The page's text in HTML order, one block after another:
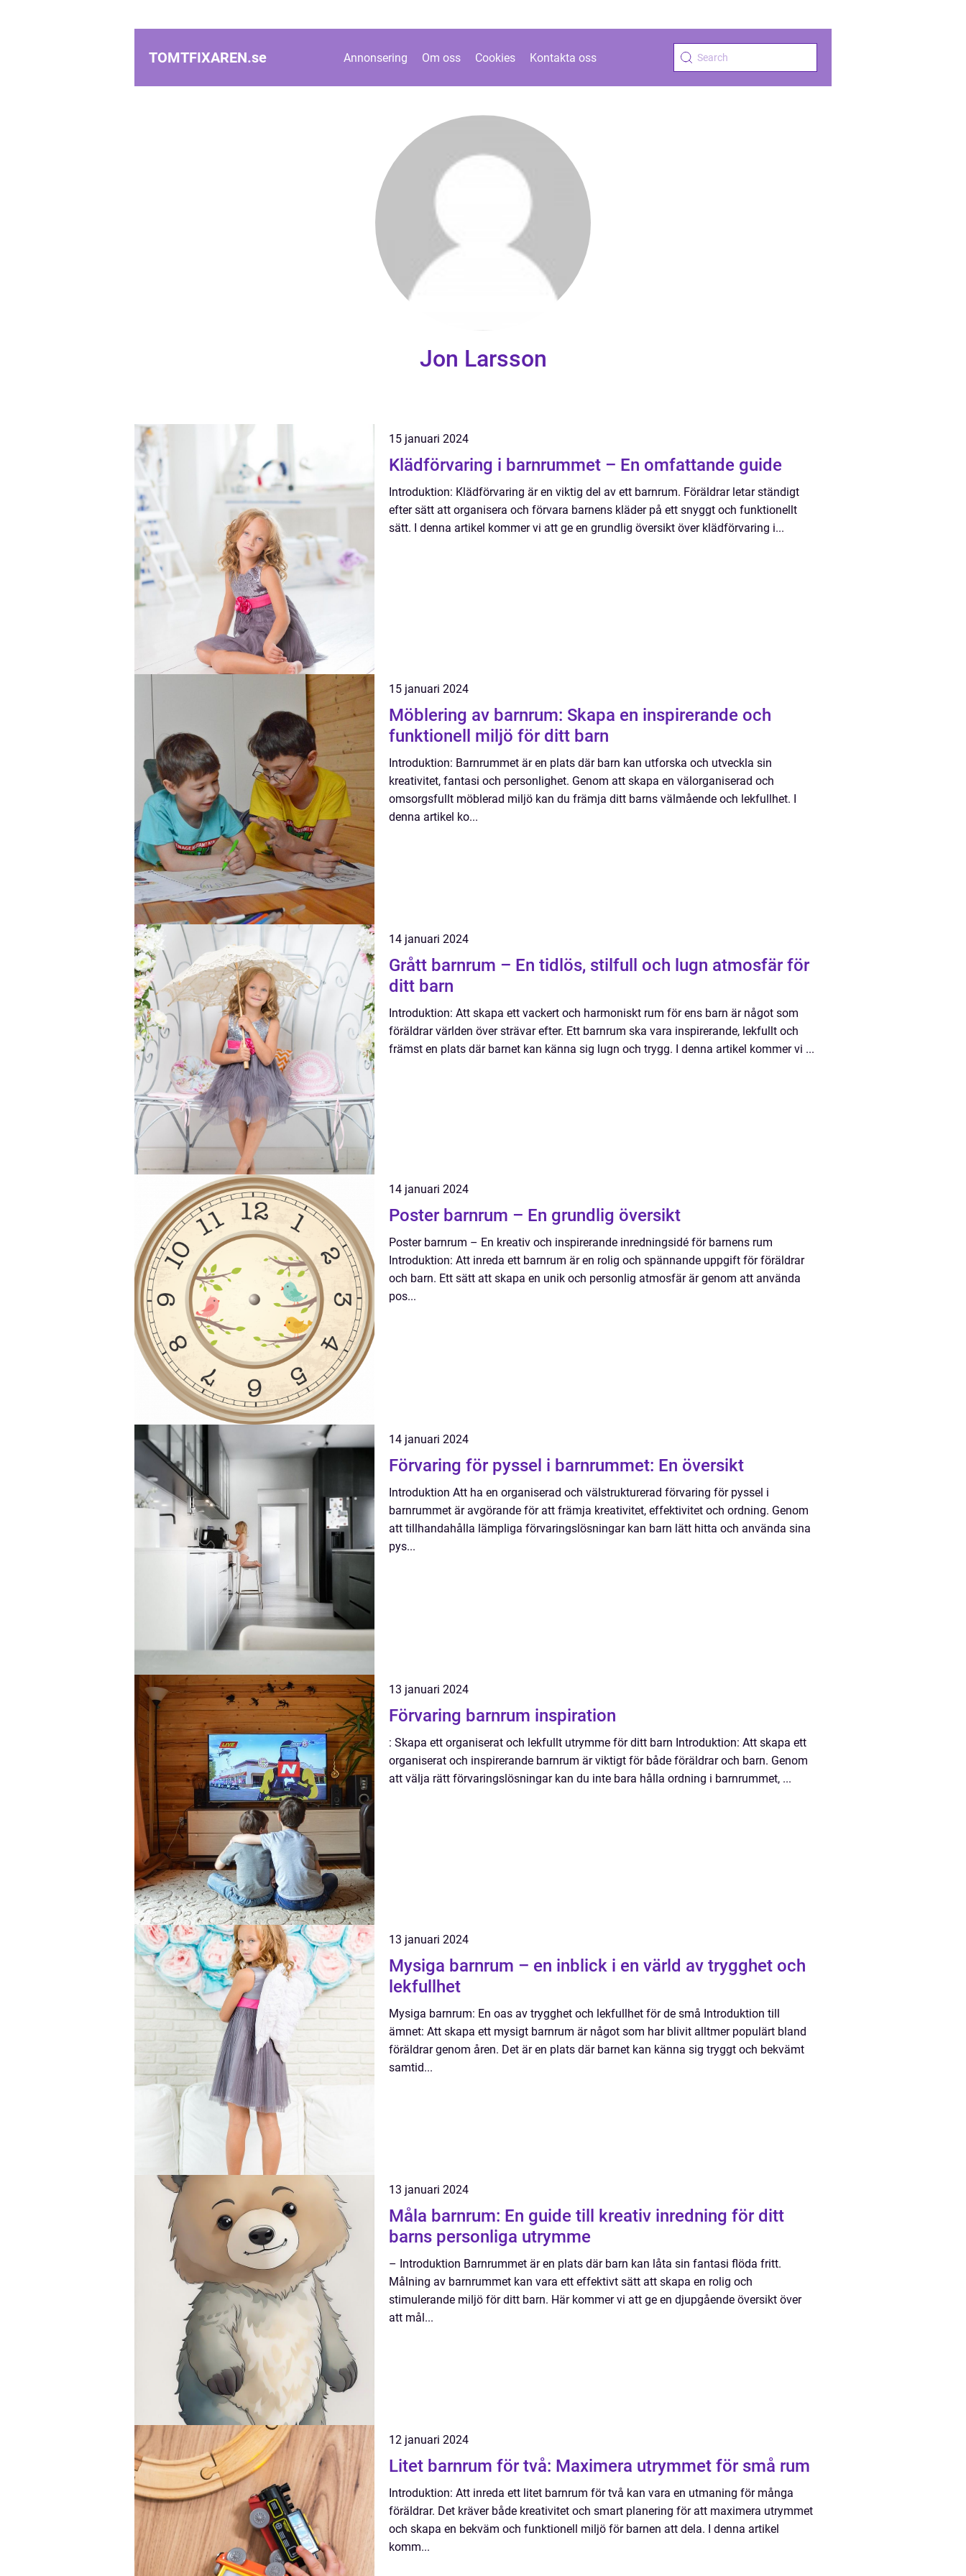
TOMTFIXAREN.se Annonsering Om oss Cookies Kontakta oss
Jon Larsson
15 januari 2024
Klädförvaring i barnrummet – En omfattande guide
Introduktion: Klädförvaring är en viktig del av ett barnrum. Föräldrar letar ständigt
efter sätt att organisera och förvara barnens kläder på ett snyggt och funktionellt
sätt. I denna artikel kommer vi att ge en grundlig översikt över klädförvaring i...
15 januari 2024
Möblering av barnrum: Skapa en inspirerande och
funktionell miljö för ditt barn
Introduktion: Barnrummet är en plats där barn kan utforska och utveckla sin
kreativitet, fantasi och personlighet. Genom att skapa en välorganiserad och
omsorgsfullt möblerad miljö kan du främja ditt barns välmående och lekfullhet. I
denna artikel ko...
14 januari 2024
Grått barnrum – En tidlös, stilfull och lugn atmosfär för
ditt barn
Introduktion: Att skapa ett vackert och harmoniskt rum för ens barn är något som
föräldrar världen över strävar efter. Ett barnrum ska vara inspirerande, lekfullt och
främst en plats där barnet kan känna sig lugn och trygg. I denna artikel kommer vi ...
14 januari 2024
Poster barnrum – En grundlig översikt
Poster barnrum – En kreativ och inspirerande inredningsidé för barnens rum
Introduktion: Att inreda ett barnrum är en rolig och spännande uppgift för föräldrar
och barn. Ett sätt att skapa en unik och personlig atmosfär är genom att använda
pos...
14 januari 2024
Förvaring för pyssel i barnrummet: En översikt
Introduktion Att ha en organiserad och välstrukturerad förvaring för pyssel i
barnrummet är avgörande för att främja kreativitet, effektivitet och ordning. Genom
att tillhandahålla lämpliga förvaringslösningar kan barn lätt hitta och använda sina
pys...
13 januari 2024
Förvaring barnrum inspiration
: Skapa ett organiserat och lekfullt utrymme för ditt barn Introduktion: Att skapa ett
organiserat och inspirerande barnrum är viktigt för både föräldrar och barn. Genom
att välja rätt förvaringslösningar kan du inte bara hålla ordning i barnrummet, ...
13 januari 2024
Mysiga barnrum – en inblick i en värld av trygghet och
lekfullhet
Mysiga barnrum: En oas av trygghet och lekfullhet för de små Introduktion till
ämnet: Att skapa ett mysigt barnrum är något som har blivit alltmer populärt bland
föräldrar genom åren. Det är en plats där barnet kan känna sig tryggt och bekvämt
samtid...
13 januari 2024
Måla barnrum: En guide till kreativ inredning för ditt
barns personliga utrymme
– Introduktion Barnrummet är en plats där barn kan låta sin fantasi flöda fritt.
Målning av barnrummet kan vara ett effektivt sätt att skapa en rolig och
stimulerande miljö för ditt barn. Här kommer vi att ge en djupgående översikt över
att mål...
12 januari 2024
Litet barnrum för två: Maximera utrymmet för små rum
Introduktion: Att inreda ett litet barnrum för två kan vara en utmaning för många
föräldrar. Det kräver både kreativitet och smart planering för att maximera utrymmet
och skapa en bekväm och funktionell miljö för barnen att dela. I denna artikel
komm...